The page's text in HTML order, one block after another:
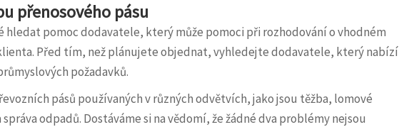
přenosového pásu
hledat pomoc dodavatele, který může pomoci při rozhodování o vhodném
Před tím, než plánujete objednat, vyhledejte dodavatele, který nabízí
požadavků.
pásů používaných v různých odvětvích, jako jsou těžba, lomové
odpadů. Dostáváme si na vědomí, že žádné dva problémy nejsou